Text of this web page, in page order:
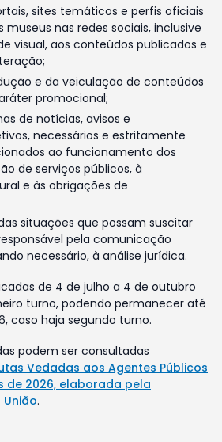
sites temáticos e perfis oficiais
museus nas redes sociais, inclusive
visual, aos conteúdos publicados e
e da veiculação de conteúdos
promocional;
de notícias, avisos e
necessários e estritamente
ao funcionamento dos
de serviços públicos, à
e às obrigações de
situações que possam suscitar
pela comunicação
necessário, à análise jurídica.
de 4 de julho a 4 de outubro
turno, podendo permanecer até
caso haja segundo turno.
podem ser consultadas
Vedadas aos Agentes Públicos
de 2026, elaborada pela
.